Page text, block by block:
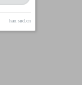
hao.sud.cn